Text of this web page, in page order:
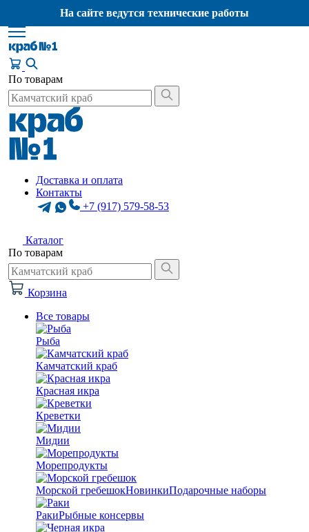
На сайте ведутся технические работы
По товарам
Доставка и оплата
Контакты
+7 (917) 579-58-53
Каталог
По товарам
Корзина
Все товары
Рыба
Камчатский краб
Красная икра
Креветки
Мидии
Морепродукты
Морской гребешокНовинкиПодарочные наборы
РакиРыбные консервы